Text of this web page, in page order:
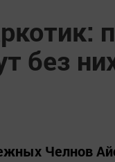
без
Челнов